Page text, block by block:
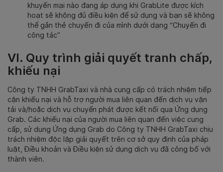
khuyến mại nào đang áp dụng khi GrabLite được kích
hoạt sẽ không đủ điều kiện để sử dụng và bạn sẽ không
thể gắn thẻ chuyến đi của mình dưới dạng “Chuyến đi
công tác”
VI. Quy trình giải quyết tranh chấp,
khiếu nại
Công ty TNHH GrabTaxi và nhà cung cấp có trách nhiệm tiếp
cận khiếu nại và hỗ trợ người mua liên quan đến dịch vụ vận
tải và/hoặc dịch vụ chuyển phát được kết nối qua Ứng dụng
Grab. Các khiếu nại của người mua liên quan đến việc cung
cấp, sử dụng Ứng dụng Grab do Công ty TNHH GrabTaxi chịu
trách nhiệm độc lập giải quyết trên cơ sở quy định của pháp
luật, Điều khoản và Điều kiện sử dụng dịch vụ đã công bố với
thành viên.